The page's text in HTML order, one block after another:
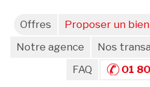
Offres Proposer un bien
Notre agence
Nos
FAQ
01